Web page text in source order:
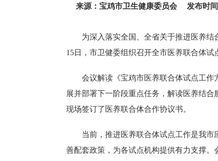
来源：宝鸡市卫生健康委员会 发布时
为深入落实全国、全省关于推进医养
15日，市卫健委组织召开全市医养联合体
会议解读《宝鸡市医养联合体试点工
展并部署下一阶段重点任务，解读医养结
现场签订了医养联合体合作协议书。
当前，推进医养联合体试点工作是我
善配套政策，为各试点机构提供有力支撑